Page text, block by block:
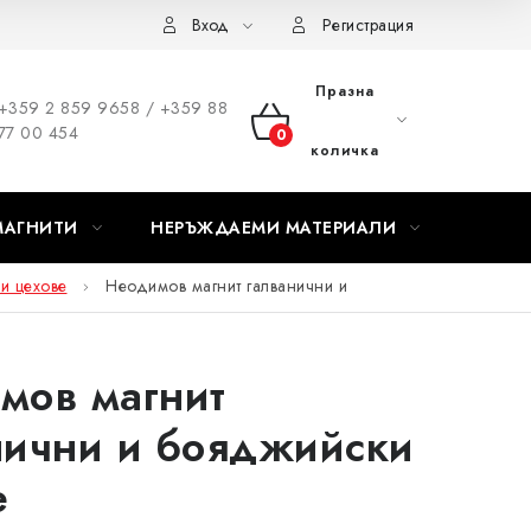
Вход Регистрация
2 859 9658 / +359 88
00 454
КОЛИЧКА
ПАЗАРУВАНЕ
Празна
количка
НЕРЪЖДАЕМИ МАТЕРИАЛИ
цехове Неодимов магнит галванични и
магнит
и бояджийски